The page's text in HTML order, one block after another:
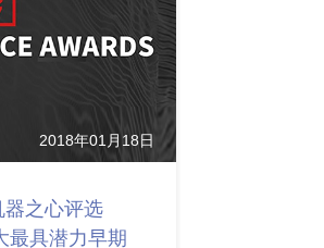
2018年01月18日
之心评选
最具潜力早期